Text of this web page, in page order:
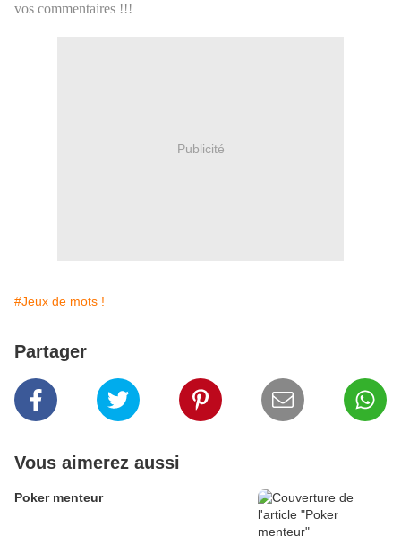
vos commentaires !!!
Publicité
#Jeux de mots !
Partager
Vous aimerez aussi
Poker menteur